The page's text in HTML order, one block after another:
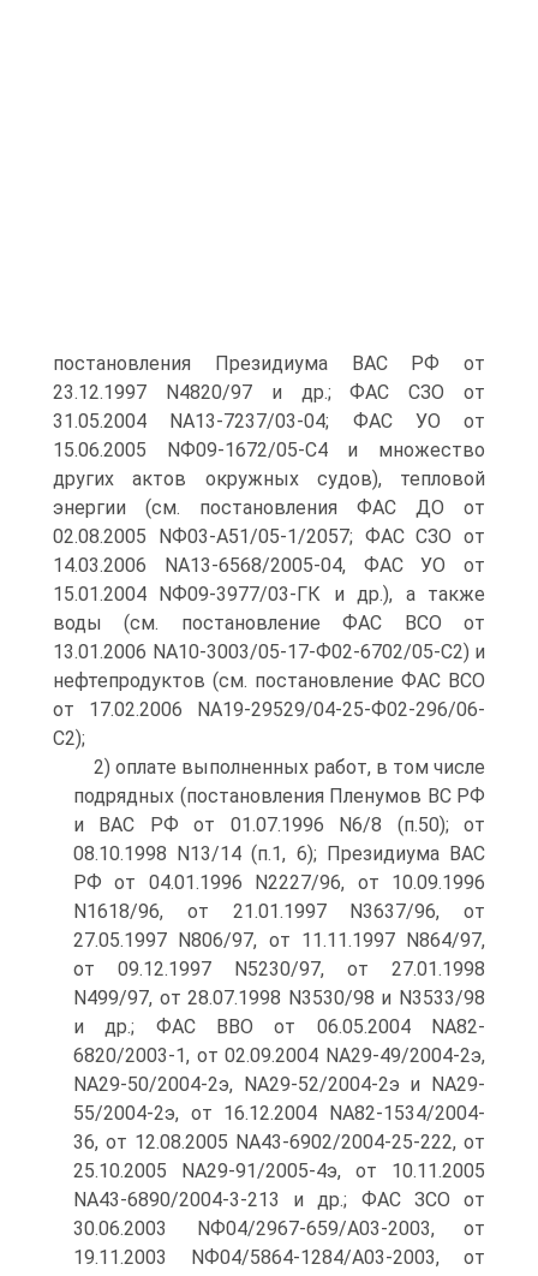
постановления Президиума ВАС РФ от
23.12.1997 N4820/97 и др.; ФАС СЗО от
31.05.2004 NА13-7237/03-04; ФАС УО от
15.06.2005 NФ09-1672/05-С4 и множество
других актов окружных судов), тепловой
энергии (см. постановления ФАС ДО от
02.08.2005 NФ03-А51/05-1/2057; ФАС СЗО от
14.03.2006 NА13-6568/2005-04, ФАС УО от
15.01.2004 NФ09-3977/03-ГК и др.), а также
воды (см. постановление ФАС ВСО от
13.01.2006 NА10-3003/05-17-Ф02-6702/05-С2) и
нефтепродуктов (см. постановление ФАС ВСО
от 17.02.2006 NА19-29529/04-25-Ф02-296/06-
С2);
2) оплате выполненных работ, в том числе
подрядных (постановления Пленумов ВС РФ
и ВАС РФ от 01.07.1996 N6/8 (п.50); от
08.10.1998 N13/14 (п.1, 6); Президиума ВАС
РФ от 04.01.1996 N2227/96, от 10.09.1996
N1618/96, от 21.01.1997 N3637/96, от
27.05.1997 N806/97, от 11.11.1997 N864/97,
от 09.12.1997 N5230/97, от 27.01.1998
N499/97, от 28.07.1998 N3530/98 и N3533/98
и др.; ФАС ВВО от 06.05.2004 NА82-
6820/2003-1, от 02.09.2004 NА29-49/2004-2э,
NА29-50/2004-2э, NА29-52/2004-2э и NА29-
55/2004-2э, от 16.12.2004 NА82-1534/2004-
36, от 12.08.2005 NА43-6902/2004-25-222, от
25.10.2005 NА29-91/2005-4э, от 10.11.2005
NА43-6890/2004-3-213 и др.; ФАС ЗСО от
30.06.2003 NФ04/2967-659/А03-2003, от
19.11.2003 NФ04/5864-1284/А03-2003, от